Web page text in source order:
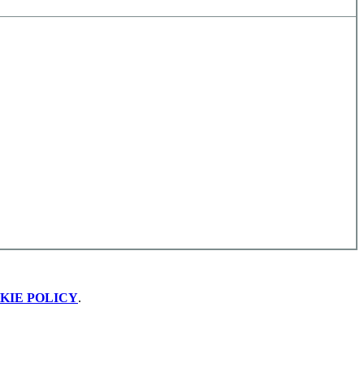
POLICY.